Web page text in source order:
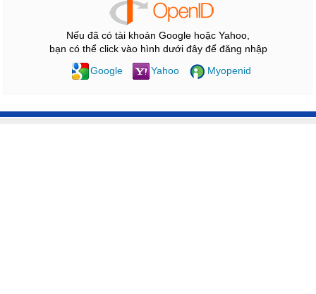
Nếu đã có tài khoản Google hoặc Yahoo,
bạn có thể click vào hình dưới đây để đăng nhập
Google
Yahoo Myopenid